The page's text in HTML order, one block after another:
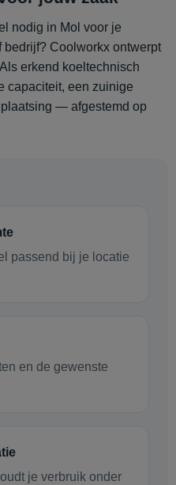
nodig in Mol voor je
bedrijf? Coolworkx ontwerpt
erkend koeltechnisch
capaciteit, een zuinige
— afgestemd op
passend bij je locatie
en de gewenste
je verbruik onder